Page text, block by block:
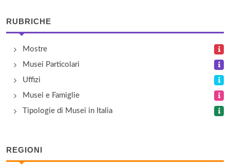
RUBRICHE
Mostre
Musei Particolari
Uffizi
Musei e Famiglie
Tipologie di Musei in Italia
REGIONI